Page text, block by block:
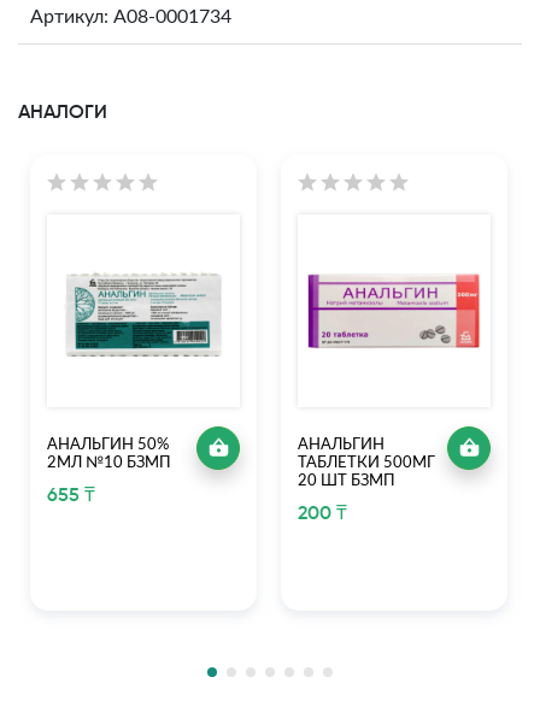
Артикул: A08-0001734
АНАЛОГИ
АНАЛЬГИН 50%
2МЛ №10 БЗМП
655 ₸
АНАЛЬГИН
ТАБЛЕТКИ 500МГ
20 ШТ БЗМП
200 ₸